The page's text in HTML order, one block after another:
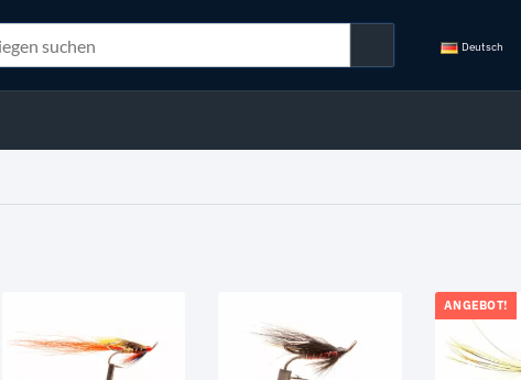
Deutsch
ANGEBOT!